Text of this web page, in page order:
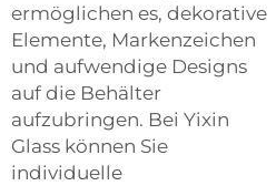
ermöglichen es, dekorative
Elemente, Markenzeichen
und aufwendige Designs
auf die Behälter
aufzubringen. Bei Yixin
Glass können Sie
individuelle